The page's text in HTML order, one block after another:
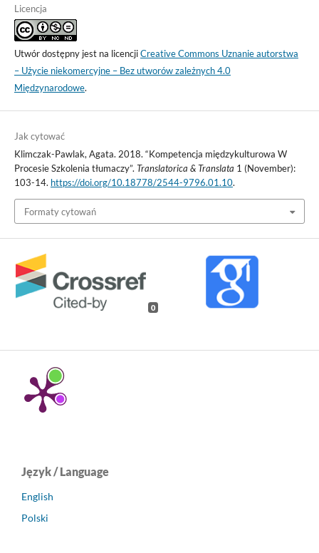
Licencja
Utwór dostępny jest na licencjiCreative Commons Uznanie autorstwa
– Użycie niekomercyjne – Bez utworów zależnych 4.0
Międzynarodowe.
Jak cytować
Klimczak-Pawlak, Agata. 2018. “Kompetencja międzykulturowa W
Procesie Szkolenia tłumaczy”. Translatorica & Translata 1 (November):
103-14. https://doi.org/10.18778/2544-9796.01.10.
Formaty cytowań
0
Język / Language
English
Polski